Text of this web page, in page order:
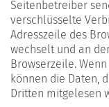
Seitenbetreiber
verschlüsselte
Adresszeile des
wechselt und an
Browserzeile.
können die Daten,
Dritten mitgelesen